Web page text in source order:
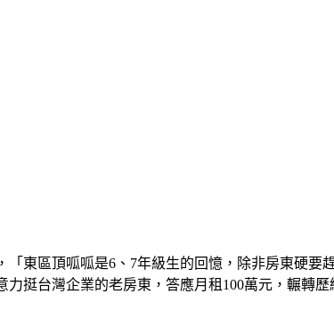
「東區頂呱呱是6、7年級生的回憶，除非房東硬
力挺台灣企業的老房東，答應月租100萬元，輾轉